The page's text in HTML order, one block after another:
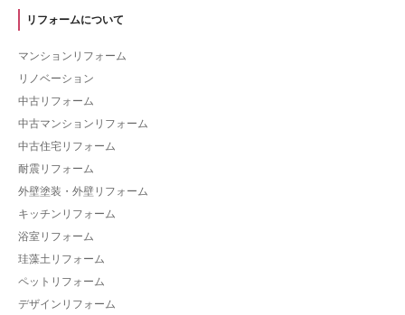
リフォームについて
マンションリフォーム
リノベーション
中古リフォーム
中古マンションリフォーム
中古住宅リフォーム
耐震リフォーム
外壁塗装・外壁リフォーム
キッチンリフォーム
浴室リフォーム
珪藻土リフォーム
ペットリフォーム
デザインリフォーム